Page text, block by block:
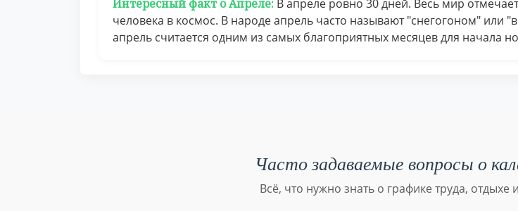
Интересный факт о Апреле: В апреле ровно 30 дней. Весь мир
человека в космос. В народе апрель часто называют "снегогоном" или
апрель считается одним из самых благоприятных месяцев для начала
Часто задаваемые вопросы о
Всё, что нужно знать о графике труда, отдыхе